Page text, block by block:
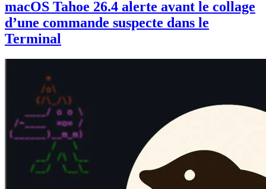
macOS Tahoe 26.4 alerte avant le collage
d’une commande suspecte dans le
Terminal